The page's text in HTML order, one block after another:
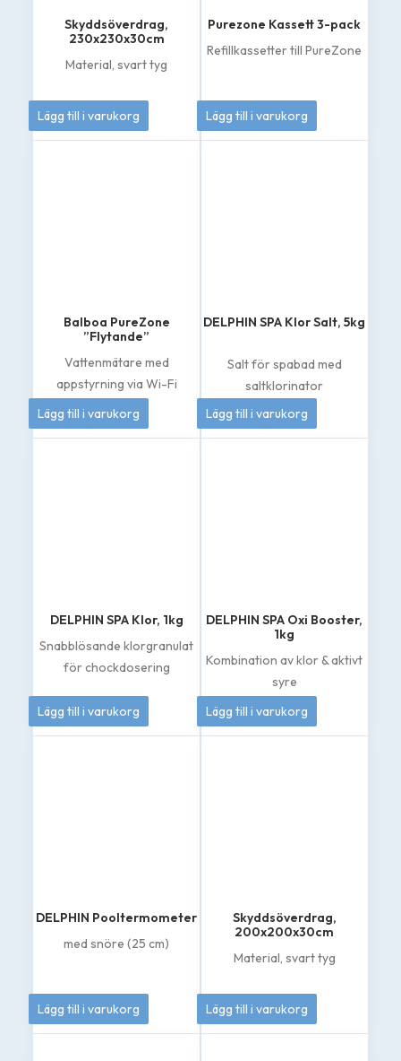
på
produktsidan
Skyddsöverdrag,
230x230x30cm
Material, svart tyg
1 295kr
Lägg till i varukorg
Purezone Kassett 3-pack
Refillkassetter till PureZone
869kr
Lägg till i varukorg
Balboa PureZone
”Flytande”
Vattenmätare med
appstyrning via Wi-Fi
4 995kr
Lägg till i varukorg
DELPHIN SPA Klor Salt, 5kg
Salt för spabad med
saltklorinator
419kr
Lägg till i varukorg
DELPHIN SPA Klor, 1kg
Snabblösande klorgranulat
för chockdosering
262kr
Lägg till i varukorg
DELPHIN SPA Oxi Booster,
1kg
Kombination av klor & aktivt
syre
389kr
Lägg till i varukorg
DELPHIN Pooltermometer
med snöre (25 cm)
60kr
Lägg till i varukorg
Skyddsöverdrag,
200x200x30cm
Material, svart tyg
895kr
Lägg till i varukorg